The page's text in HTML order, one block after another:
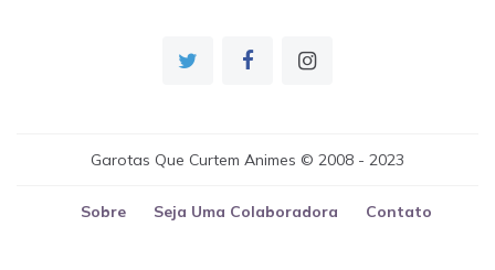
Garotas Que Curtem Animes © 2008 - 2023
Sobre Seja Uma Colaboradora Contato